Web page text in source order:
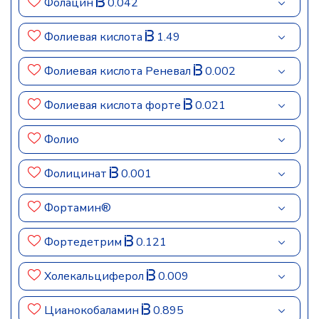
Фолиевая кислота 1.49
Фолиевая кислота Реневал 0.002
Фолиевая кислота форте 0.021
Фолио
Фолицинат 0.001
Фортамин®
Фортедетрим 0.121
Холекальциферол 0.009
Цианокобаламин 0.895